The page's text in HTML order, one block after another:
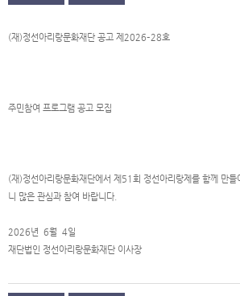
(재)정선아리랑문화재단 공고 제2026–28호
제51회 정선
주민참여 프로그램 공고 모집
(재)정선아리랑문화재단에서 제51회 정선아리랑제를 함께 만
니 많은 관심과 참여 바랍니다.
2026년 6월 4일
재단법인 정선아리랑문화재단 이사장